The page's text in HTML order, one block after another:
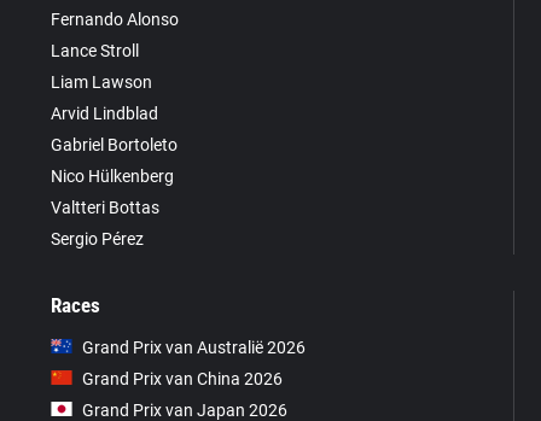
Fernando Alonso
Lance Stroll
Liam Lawson
Arvid Lindblad
Gabriel Bortoleto
Nico Hülkenberg
Valtteri Bottas
Sergio Pérez
Races
Grand Prix van Australië 2026
Grand Prix van China 2026
Grand Prix van Japan 2026